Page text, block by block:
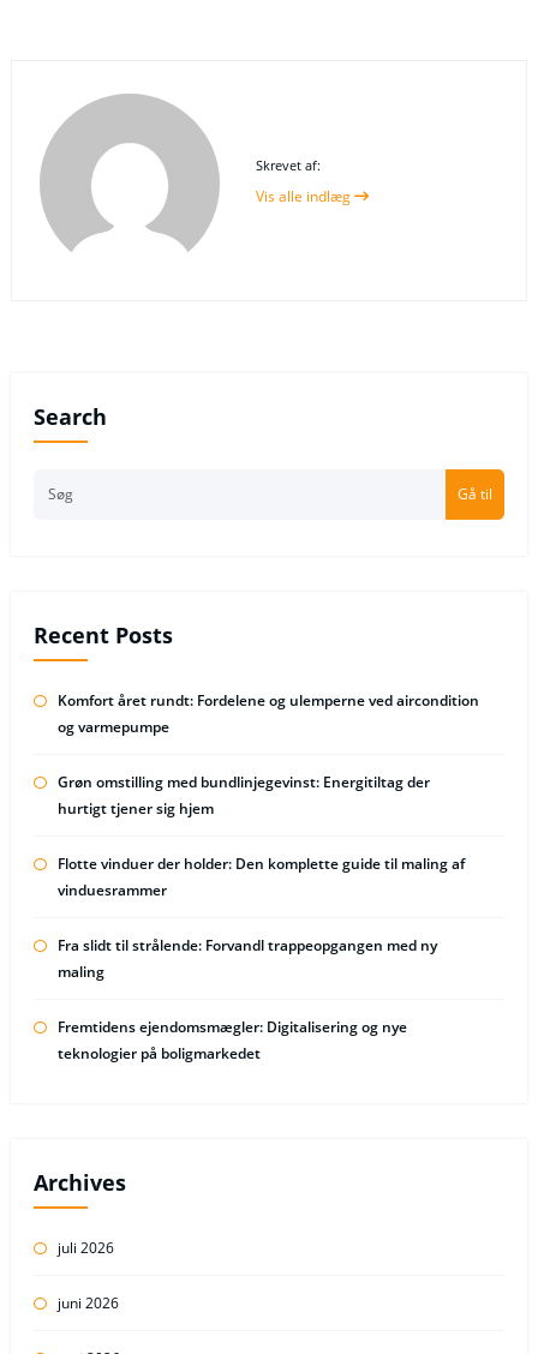
Skrevet af:
Vis alle indlæg
Search
Gå til
Recent Posts
Komfort året rundt: Fordelene og ulemperne ved aircondition
og varmepumpe
Grøn omstilling med bundlinjegevinst: Energitiltag der
hurtigt tjener sig hjem
Flotte vinduer der holder: Den komplette guide til maling af
vinduesrammer
Fra slidt til strålende: Forvandl trappeopgangen med ny
maling
Fremtidens ejendomsmægler: Digitalisering og nye
teknologier på boligmarkedet
Archives
juli 2026
juni 2026